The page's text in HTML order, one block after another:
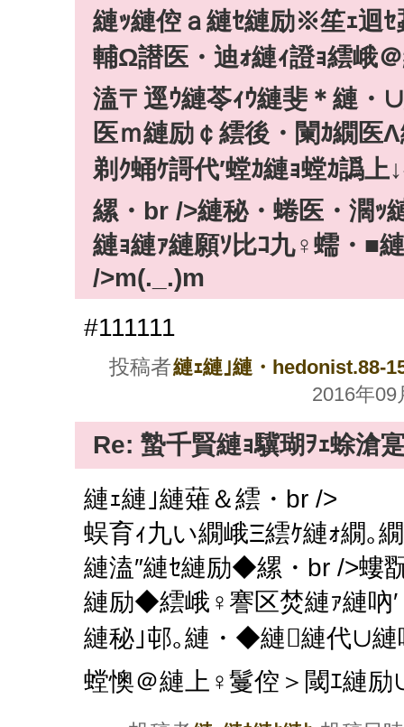
縺ｯ縺倥ａ縺ｾ縺励※笙ｪ迴ｾ
輔Ω譛医・迪ｫ縺ｨ證ｮ繧峨
溘〒逕ｳ縺苓ｨｳ縺斐＊縺・
医ｍ縺励￠繧後・闌ｶ繝医
剃ｸ蛹ｹ謌代′螳ｶ縺ｮ螳ｶ譌
縲・br />縺秘・蜷医・濶ｯ
縺ｮ縺ｧ縺願ｿ比ｺ九♀蠕・■
/>m(._.)m
#111111
投稿者縺ｪ縺｣縺・hedonist.88-
2016年09
Re: 蟄千賢縺ｮ驥瑚ｦｪ蜍滄
縺ｪ縺｣縺薙＆繧・br />
蜈育ｨ九い繝峨Ξ繧ｹ縺ｫ繝｡
縺溘″縺ｾ縺励◆縲・br />螻
縺励◆繧峨♀謇区焚縺ｧ縺吶′
縺秘｣邨｡縺・◆縺縺代∪
螳懊＠縺上♀鬘倥＞閾ｴ縺励